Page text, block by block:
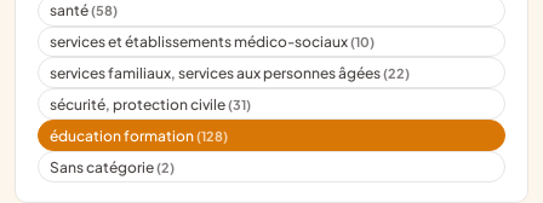
santé(58)
services et établissements médico-sociaux(10)
services familiaux, services aux personnes âgées(22)
sécurité, protection civile(31)
éducation formation(128)
Sans catégorie(2)